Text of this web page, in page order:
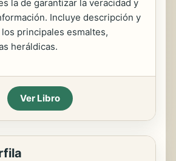
la de garantizar la veracidad y
Incluye descripción y
principales esmaltes,
heráldicas.
Ver Libro